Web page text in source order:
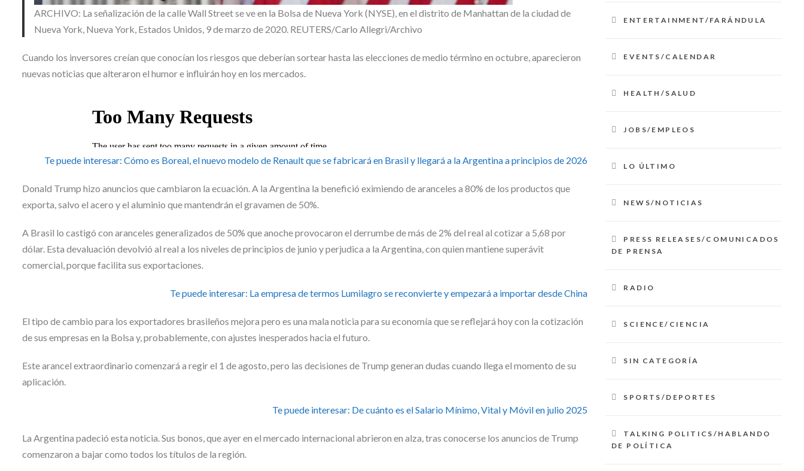
ARCHIVO: La señalización de la calle Wall Street se ve en la Bolsa de Nueva York (NYSE), en el distrito de Manhattan de la ciudad de
Nueva York, Nueva York, Estados Unidos, 9 de marzo de 2020. REUTERS/Carlo Allegri/Archivo
Cuando los inversores creían que conocían los riesgos que deberían sortear hasta las elecciones de medio término en octubre, aparecieron
nuevas noticias que alteraron el humor e influirán hoy en los mercados.
Te puede interesar: Cómo es Boreal, el nuevo modelo de Renault que se fabricará en Brasil y llegará a la Argentina a principios de 2026
Donald Trump hizo anuncios que cambiaron la ecuación. A la Argentina la benefició eximiendo de aranceles a 80% de los productos que
exporta, salvo el acero y el aluminio que mantendrán el gravamen de 50%.
A Brasil lo castigó con aranceles generalizados de 50% que anoche provocaron el derrumbe de más de 2% del real al cotizar a 5,68 por
dólar. Esta devaluación devolvió al real a los niveles de principios de junio y perjudica a la Argentina, con quien mantiene superávit
comercial, porque facilita sus exportaciones.
Te puede interesar: La empresa de termos Lumilagro se reconvierte y empezará a importar desde China
El tipo de cambio para los exportadores brasileños mejora pero es una mala noticia para su economía que se reflejará hoy con la cotización
de sus empresas en la Bolsa y, probablemente, con ajustes inesperados hacia el futuro.
Este arancel extraordinario comenzará a regir el 1 de agosto, pero las decisiones de Trump generan dudas cuando llega el momento de su
aplicación.
Te puede interesar: De cuánto es el Salario Mínimo, Vital y Móvil en julio 2025
La Argentina padeció esta noticia. Sus bonos, que ayer en el mercado internacional abrieron en alza, tras conocerse los anuncios de Trump
comenzaron a bajar como todos los títulos de la región.
ENTERTAINMENT/FARÁNDULA
EVENTS/CALENDAR
HEALTH/SALUD
JOBS/EMPLEOS
LO ÚLTIMO
NEWS/NOTICIAS
PRESS RELEASES/COMUNICADOS
DE PRENSA
RADIO
SCIENCE/CIENCIA
SIN CATEGORÍA
SPORTS/DEPORTES
TALKING POLITICS/HABLANDO
DE POLÍTICA